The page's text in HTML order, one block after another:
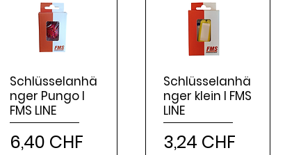
Schlüsselanhä
nger Pungo I
FMS LINE
Preis
6,40 CHF
Schlüsselanhä
nger klein I FMS
LINE
Preis
3,24 CHF